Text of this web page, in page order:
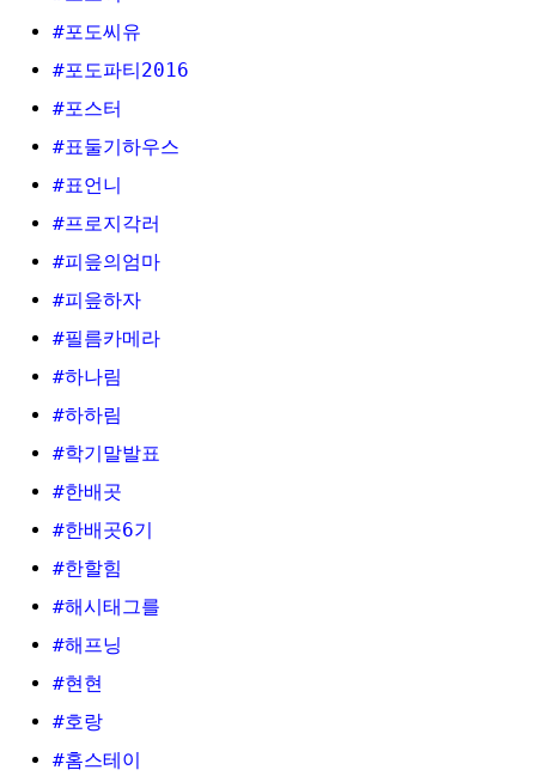
#포도씨유
#포도파티2016
#포스터
#표둘기하우스
#표언니
#프로지각러
#피읖의엄마
#피읖하자
#필름카메라
#하나림
#하하림
#학기말발표
#한배곳
#한배곳6기
#한할힘
#해시태그를
#해프닝
#현현
#호랑
#홈스테이